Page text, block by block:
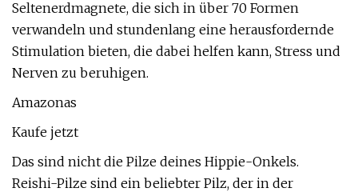
Seltenerdmagnete, die sich in über 70 Formen
verwandeln und stundenlang eine herausfordernde
Stimulation bieten, die dabei helfen kann, Stress und
Nerven zu beruhigen.
Amazonas
Kaufe jetzt
Das sind nicht die Pilze deines Hippie-Onkels.
Reishi-Pilze sind ein beliebter Pilz, der in der